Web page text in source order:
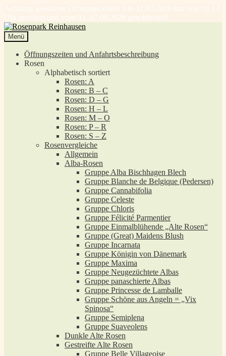
Achtung, geänderte Öffnungszeiten! Am 31.07.2026 nur von 10-13
Uhr geöffnet und vom 03.-07.08.2026 geschlossen!
Zur
Navigation
springen
Zum
Inhalt
springen
Menü
Öffnungszeiten und Anfahrtsbeschreibung
Rosen
Alphabetisch sortiert
Rosen: A
Rosen: B – C
Rosen: D – G
Rosen: H – L
Rosen: M – O
Rosen: P – R
Rosen: S – Z
Rosenvergleiche
Allgemein
Alba-Rosen
Gruppe Alba Bischhagen Blech
Gruppe Blanche de Belgique (Pedersen)
Gruppe Cannabifolia
Gruppe Celeste
Gruppe Chloris
Gruppe Félicité Parmentier
Gruppe Einmalblühende „Alte Rosen“
Gruppe (Great) Maidens Blush
Gruppe Incarnata
Gruppe Königin von Dänemark
Gruppe Maxima
Gruppe Neugezüchtete Albas
Gruppe panaschierte Albas
Gruppe Princesse de Lamballe
Gruppe Schöne aus Angeln = „Vix
Spinosa“
Gruppe Semiplena
Gruppe Suaveolens
Dunkle Alte Rosen
Gestreifte Alte Rosen
Gruppe Belle Villageoise